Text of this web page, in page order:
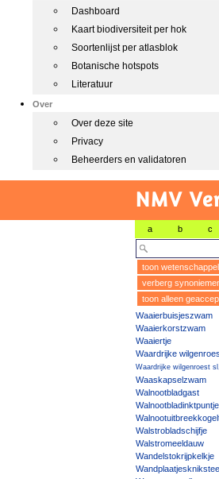
Dashboard
Kaart biodiversiteit per hok
Soortenlijst per atlasblok
Botanische hotspots
Literatuur
Over
Over deze site
Privacy
Beheerders en validatoren
NMV
a b c
toon
verberg
toon alleen
Waaierbuisjeszwam
Waaierkorstzwam
Waaiertje
Waardrijke
Waardrijke wilgenroest
Waaskapselzwam
Walnootbladgast
Walnootbladinktpuntje
Walstrobladschijfje
Walstromeeldauw
Wandelstokrijpkelkje